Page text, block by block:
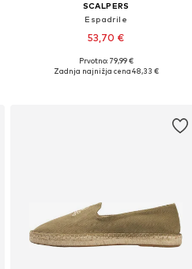
SCALPERS
Espadrile
53,70 €
Razpoložljive velikosti: 39, 42, 43, 44, 45, 46
Prvotno: 79,99 €
Zadnja najnižja cena48,33 €